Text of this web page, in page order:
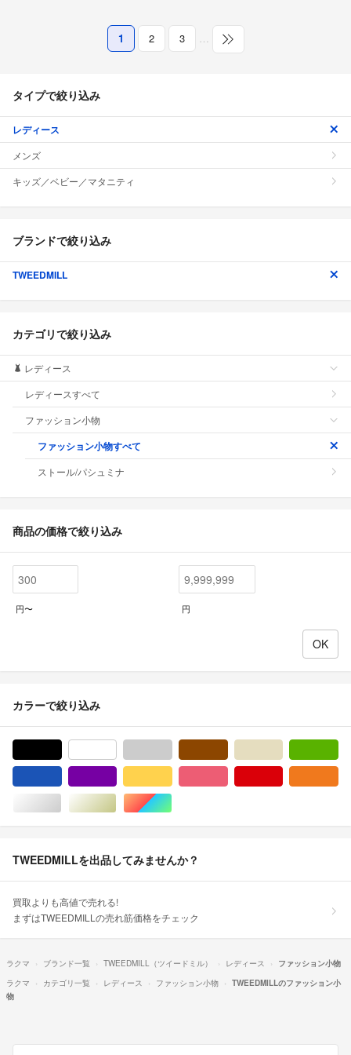
1 2 3 …
タイプで絞り込み
レディース
メンズ
キッズ／ベビー／マタニティ
ブランドで絞り込み
TWEEDMILL
カテゴリで絞り込み
レディース
レディースすべて
ファッション小物
ファッション小物すべて
ストール/パシュミナ
商品の価格で絞り込み
円〜 円
カラーで絞り込み
シルバー/銀色系ゴールド/金色系マルチカラー
TWEEDMILLを出品してみませんか？
買取よりも高値で売れる!
まずはTWEEDMILLの売れ筋価格をチェック
ラクマ ブランド一覧 TWEEDMILL（ツイードミル） レディース
ファッション小物
ラクマ
カテゴリ一覧 レディース ファッション小物
TWEEDMILLのファッション小
物